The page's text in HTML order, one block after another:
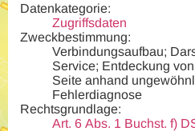
Datenkategorie:
Zugriffsdaten
Zweckbestimmung:
Verbindungsaufbau;
Service; Entdeckung
Seite anhand
Fehlerdiagnose
Rechtsgrundlage:
Art. 6 Abs. 1 Buchst. f)